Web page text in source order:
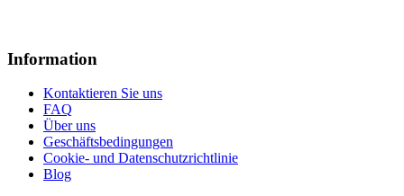
Information
Kontaktieren Sie uns
FAQ
Über uns
Geschäftsbedingungen
Cookie- und Datenschutzrichtlinie
Blog